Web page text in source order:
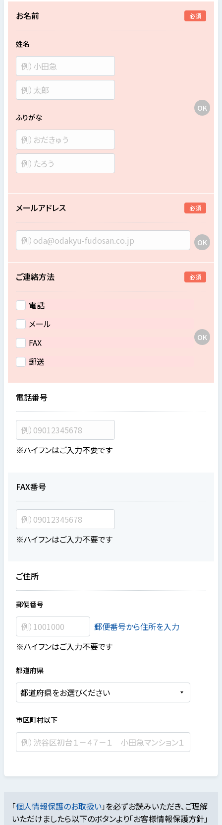
お名前 必須
姓名
ふりがな
メールアドレス 必須
ご連絡方法 必須
電話
メール
FAX
郵送
電話番号
※ハイフンはご入力不要です
FAX番号
※ハイフンはご入力不要です
ご住所
郵便番号
郵便番号から住所を入力
※ハイフンはご入力不要です
都道府県
市区町村以下
「個人情報保護のお取扱い」を必ずお読みいただき、ご理解
いただけましたら以下のボタンより「お客様情報保護方針」